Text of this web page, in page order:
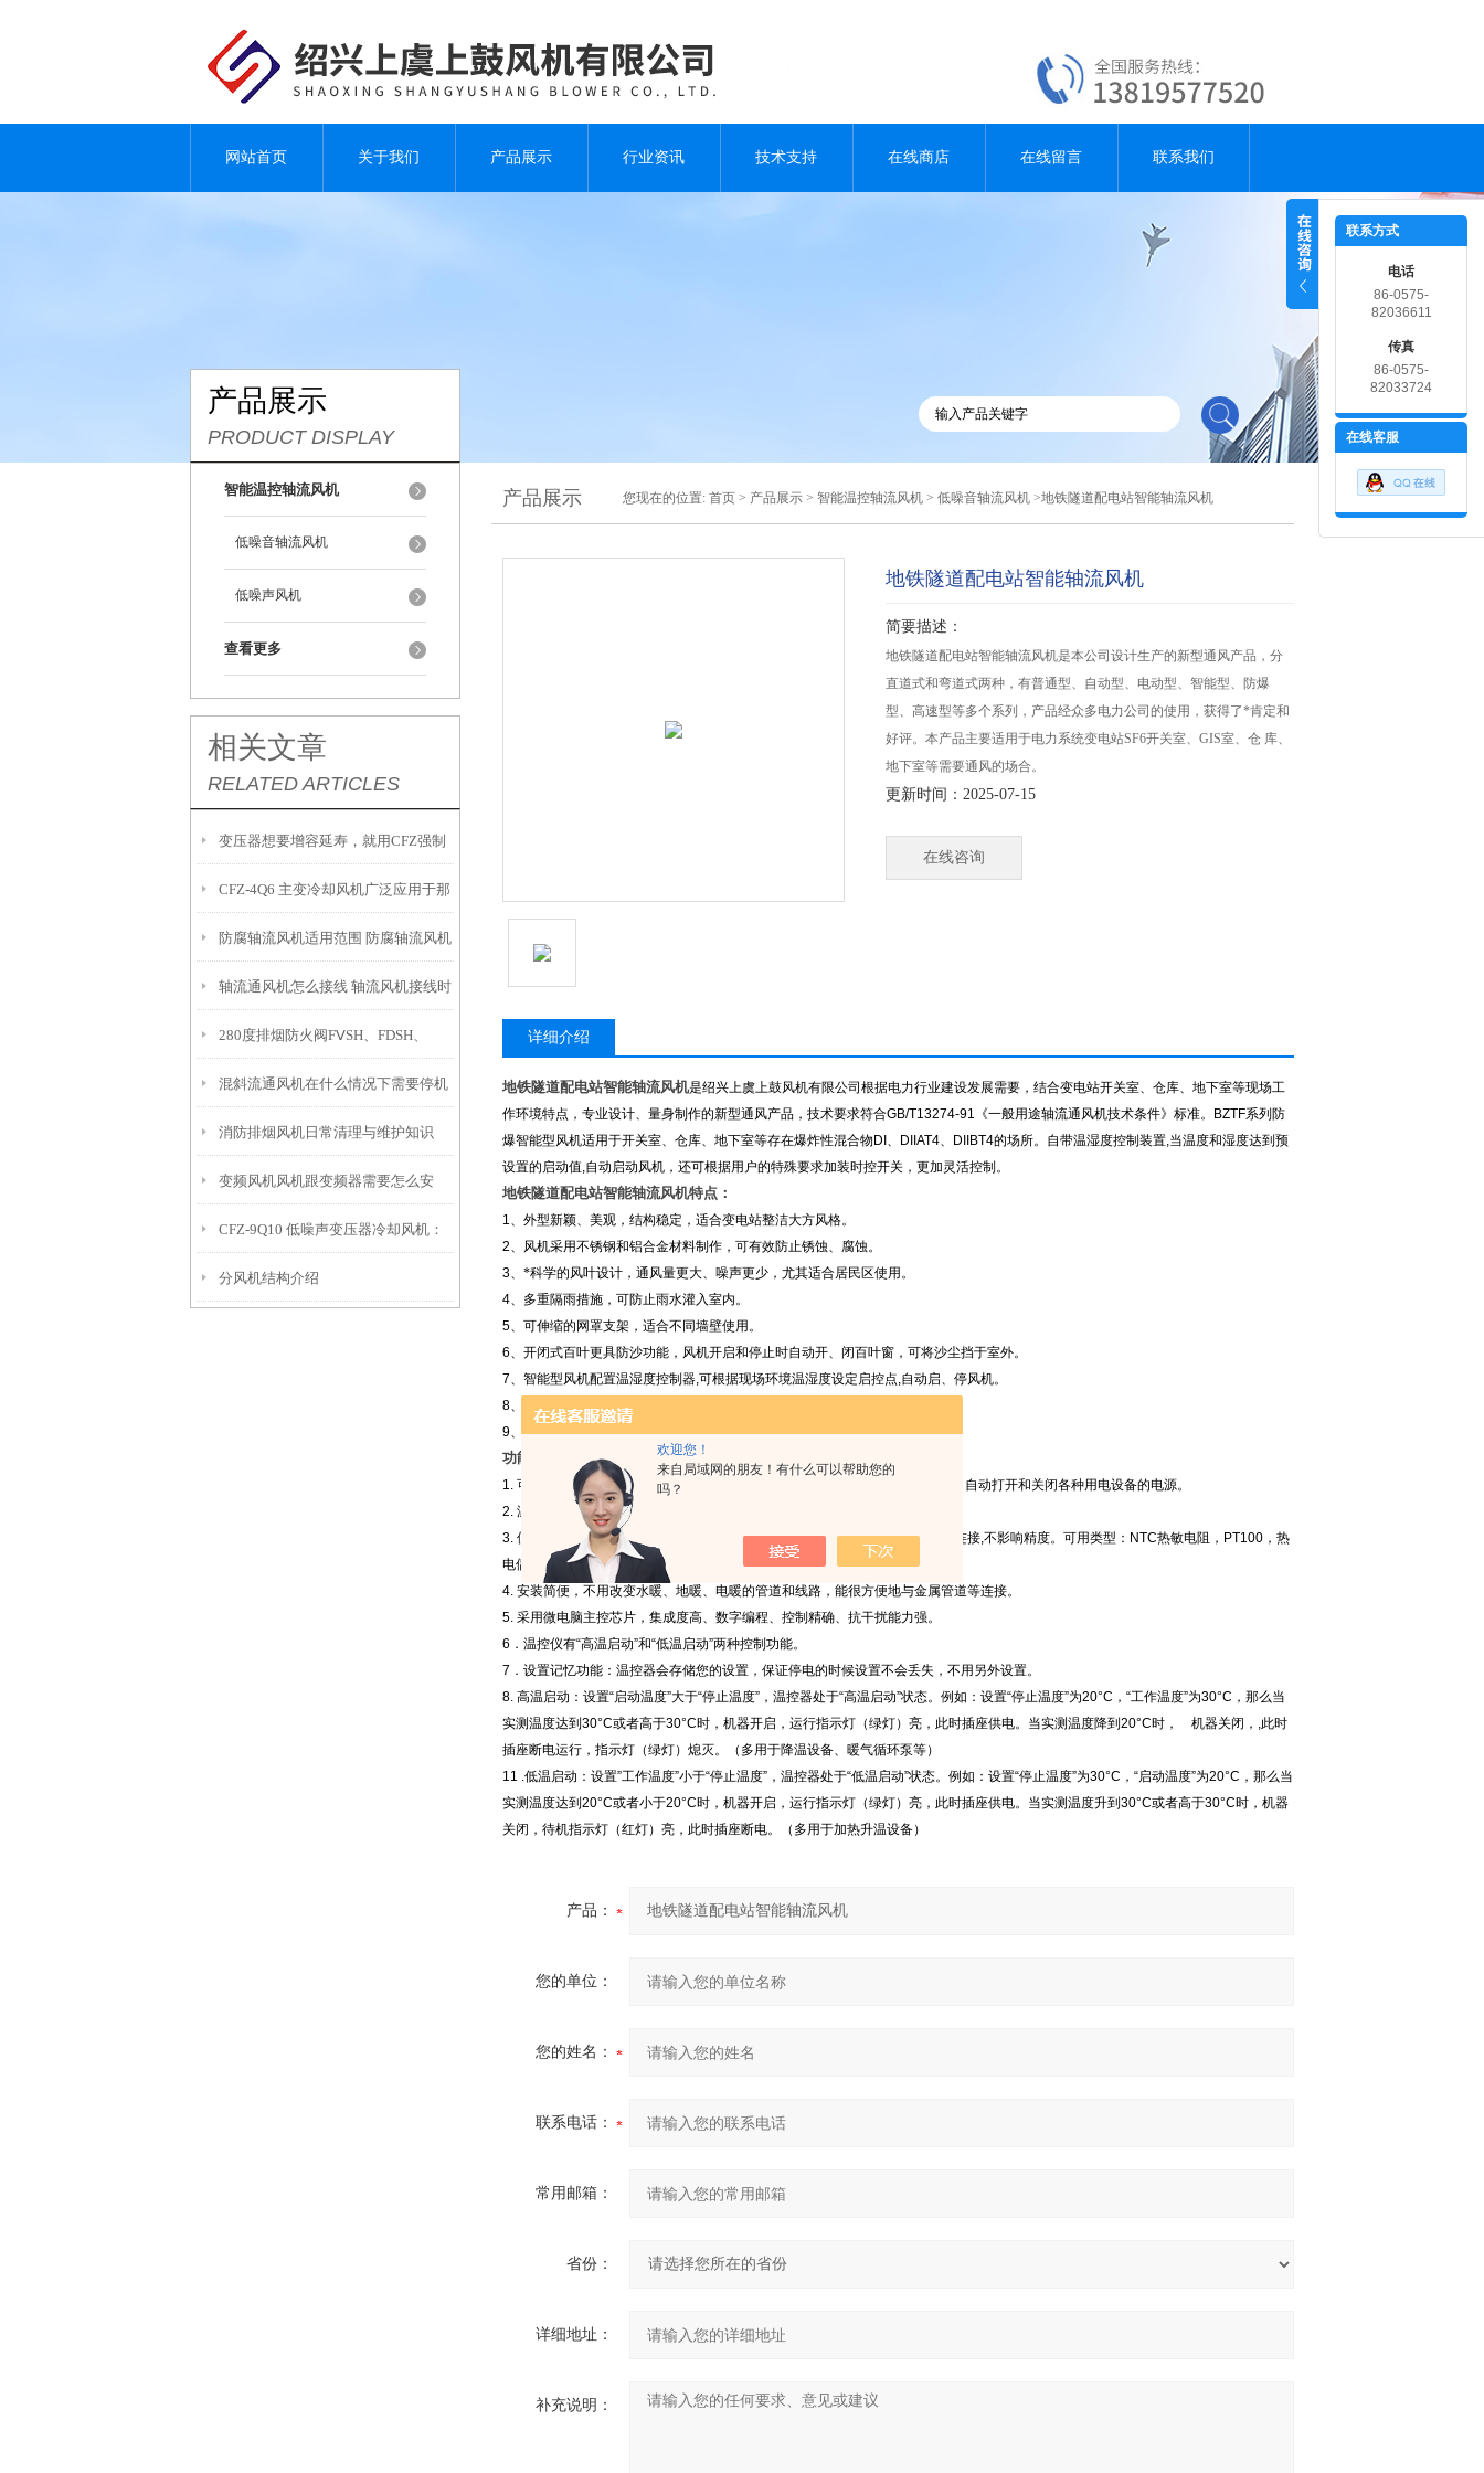
欢迎您！
来自局域网的朋友！有什么可以帮助您的
吗？
网站首页 关于我们 产品展示 行业资讯 技术支持 在线商店 在线留言 联系我们
产品展示
PRODUCT DISPLAY
智能温控轴流风机
低噪音轴流风机
低噪声风机
查看更多
相关文章
RELATED ARTICLES
变压器想要增容延寿，就用CFZ强制
风冷风机
CFZ-4Q6 主变冷却风机广泛应用于那
里需要怎么选型
防腐轴流风机适用范围 防腐轴流风机
的技术特点
轴流通风机怎么接线 轴流风机接线时
要注意什么
280度排烟防火阀FⅤSH、FDSH、
FDH有什么区别
混斜流通风机在什么情况下需要停机
检查？
消防排烟风机日常清理与维护知识
变频风机风机跟变频器需要怎么安
装，怎么接线
CFZ-9Q10 低噪声变压器冷却风机：
高效散热、稳运行、长寿命的优选方
分风机结构介绍
产品展示 您现在的位置: 首页 > 产品展示 > 智能温控轴流风机 > 低噪音轴流风机 >地铁隧道配电站智能轴流风机
地铁隧道配电站智能轴流风机
简要描述：
地铁隧道配电站智能轴流风机是本公司设计生产的新型通风产品，分
直道式和弯道式两种，有普通型、自动型、电动型、智能型、防爆
型、高速型等多个系列，产品经众多电力公司的使用，获得了*肯定和
好评。本产品主要适用于电力系统变电站SF6开关室、GIS室、仓 库、
地下室等需要通风的场合。
更新时间：2025-07-15
在线咨询
详细介绍
地铁隧道配电站智能轴流风机是绍兴上虞上鼓风机有限公司根据电力行业建设发展需要，结合变电站开关室、仓库、地下室等现场工
作环境特点，专业设计、量身制作的新型通风产品，技术要求符合GB/T13274-91 《一般用途轴流通风机技术条件》标准。 BZTF系列防
爆智能型风机适用于开关室、仓库、地下室等存在爆炸性混合物 DI 、 DIIAT4、 DIIBT4的场所。自带温湿度控制装置,当温度和湿度达到预
设置的启动值,自动启动风机，还可根据用户的特殊要求加装时控开关，更加灵活控制。
地铁隧道配电站智能轴流风机特点：
1、外型新颖、美观，结构稳定，适合变电站整洁大方风格。
2、风机采用不锈钢和铝合金材料制作，可有效防止锈蚀、腐蚀。
3、*科学的风叶设计，通风量更大、噪声更少，尤其适合居民区使用。
4、多重隔雨措施，可防止雨水灌入室内。
5、可伸缩的网罩支架，适合不同墙壁使用。
6、开闭式百叶更具防沙功能，风机开启和停止时自动开、闭百叶窗，可将沙尘挡于室外。
7、智能型风机配置温湿度控制器,可根据现场环境温湿度设定启控点,自动启、停风机。
8、加装时控开关，更有效的控制风机启停。
9、可以配套提供风机控制箱。
功能介绍：
1. 可以根据您的需要随意设定启动温度（
），自动打开和关闭各种用电设备的电源。
2. 温度数显，读数直观，操作简单。
3. 使用磁性新型温度传感器，反应灵敏、精度高，传感器可根据用户需要要求连接,不影响精度。可用类型： NTC热敏电阻， PT100 ，热
电偶等。
4. 安装简便，不用改变水暖、地暖、电暖的管道和线路，能很方便地与金属管道等连接。
5. 采用微电脑主控芯片，集成度高、数字编程、控制精确、抗干扰能力强。
6 ．温控仪有“高温启动”和“低温启动”两种控制功能。
7 ．设置记忆功能：温控器会存储您的设置，保证停电的时候设置不会丢失，不用另外设置。
8. 高温启动：设置“启动温度”大于“停止温度” ，温控器处于“高温启动”状态。例如：设置“停止温度”为20°C ， “工作温度”为30°C ，那么当
实测温度达到 30°C或者高于30°C时，机器开启，运行指示灯（绿灯）亮，此时插座供电。当实测温度降到 20°C时， 机器关闭， ,此时
插座断电运行，指示灯（绿灯）熄灭。（多用于降温设备、暖气循环泵等）
11 .低温启动：设置”工作温度”小于“停止温度” ，温控器处于“低温启动”状态。例如：设置“停止温度”为30°C ， “启动温度”为20°C ，那么当
实测温度达到 20°C或者小于20°C时，机器开启，运行指示灯（绿灯）亮，此时插座供电。当实测温度升到 30°C或者高于30°C时，机器
关闭，待机指示灯（红灯）亮，此时插座断电。（多用于加热升温设备）
产品：
您的单位：
您的姓名：
联系电话：
常用邮箱：
省份：
详细地址：
补充说明：
联系方式
电话
86-0575-
82036611
传真
86-0575-
82033724
在线客服